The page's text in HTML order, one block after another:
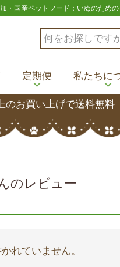
・国産ペットフード：いぬのための
定期便 私たちに
のお買い上げで送料無料
のレビュー
れていません。